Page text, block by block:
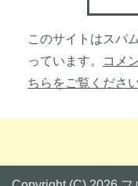
このサイトはスパ
っています。
コメ
ちらをご覧くださ